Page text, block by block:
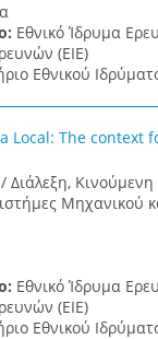
Εθνικό Ίδρυμα
(ΕΙΕ)
Εθνικού
Local: The
Διάλεξη, Κινούμενη
Μηχανικού
Εθνικό Ίδρυμα
(ΕΙΕ)
Εθνικού